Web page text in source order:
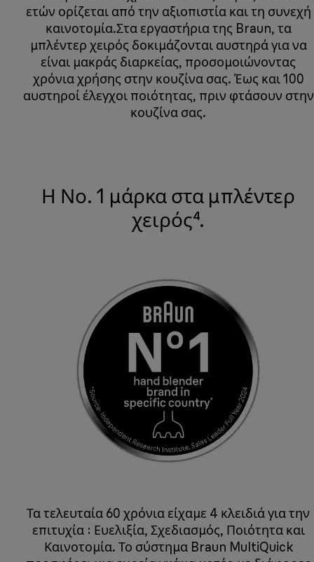
ετών ορίζεται από την αξιοπιστία και τη συνεχή
καινοτομία.Στα εργαστήρια της Braun, τα
μπλέντερ χειρός δοκιμάζονται αυστηρά για να
είναι μακράς διαρκείας, προσομοιώνοντας
χρόνια χρήσης στην κουζίνα σας. Έως και 100
αυστηροί έλεγχοι ποιότητας, πριν φτάσουν στην
κουζίνα σας.
Η Νο. 1 μάρκα στα μπλέντερ
χειρός⁴.
Τα τελευταία 60 χρόνια είχαμε 4 κλειδιά για την
επιτυχία : Ευελιξία, Σχεδιασμός, Ποιότητα και
Καινοτομία. Το σύστημα Braun MultiQuick